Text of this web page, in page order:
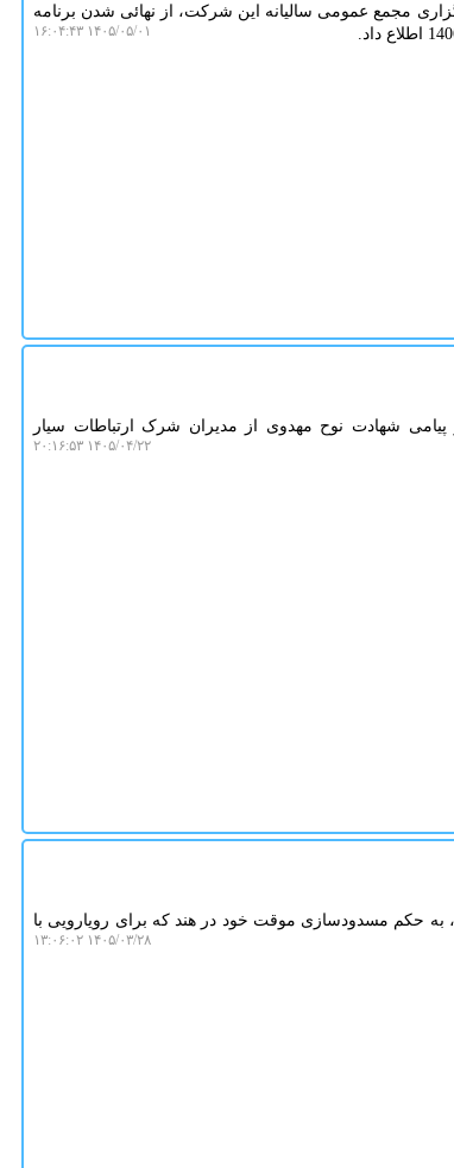
مجمع عمومی سالیانه این شرکت، از نهائی شدن برنامه
۱۴۰۵/۰۵/۰۱ ۱۶:۰۴:۴۳
شهادت نوح مهدوی از مدیران شرک ارتباطات سیار
۱۴۰۵/۰۴/۲۲ ۲۰:۱۶:۵۳
به حکم مسدودسازی موقت خود در هند که برای رویارویی با
۱۴۰۵/۰۳/۲۸ ۱۳:۰۶:۰۲